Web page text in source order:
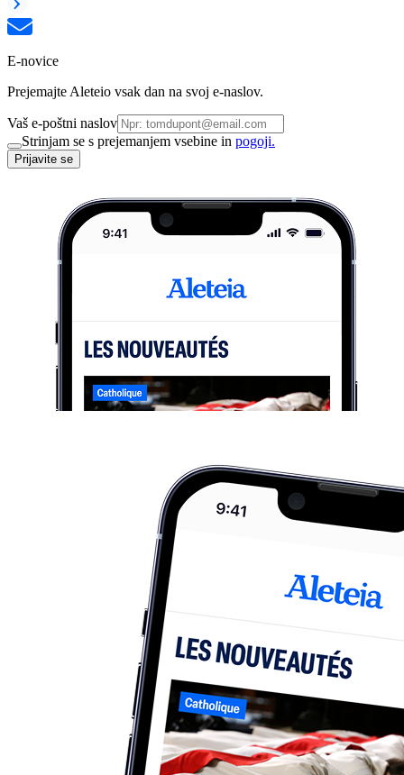
E-novice
Prejemajte Aleteio vsak dan na svoj e-naslov.
Vaš e-poštni naslov
Strinjam se s prejemanjem vsebine in pogoji.
Prijavite se